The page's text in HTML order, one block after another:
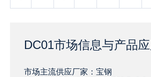
DC01市场信息与产品应
市场主流供应厂家：宝钢